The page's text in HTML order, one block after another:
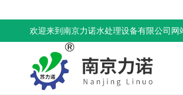
欢迎来到南京力诺水处理设备有限公司网